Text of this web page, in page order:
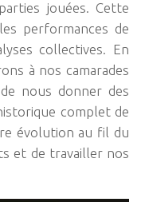
jouées. Cette
performances de
collectives. En
à nos camarades
nous donner des
complet de
évolution au fil du
et de travailler nos